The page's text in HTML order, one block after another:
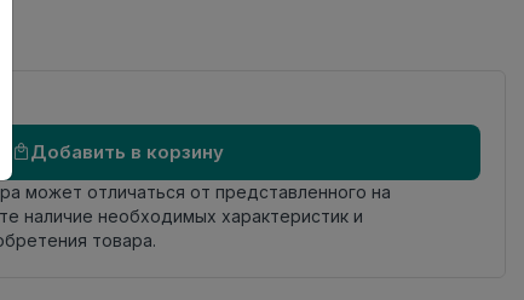
Добавить в корзину
может отличаться от представленного на
наличие необходимых характеристик и
товара.